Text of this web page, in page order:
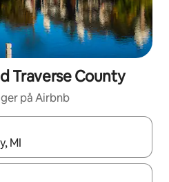
Traverse County
på Airbnb
skal du navigere med